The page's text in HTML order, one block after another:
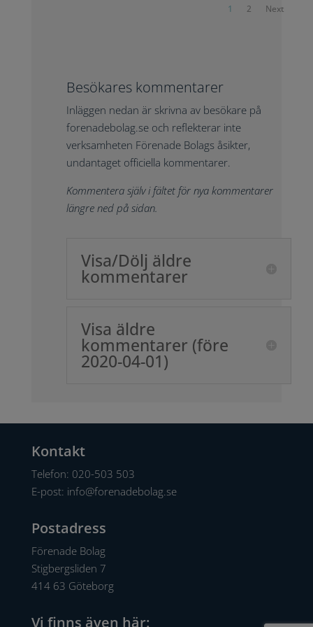
1 2 Next
Besökares kommentarer
Inläggen nedan är skrivna av besökare på
forenadebolag.se och reflekterar inte
verksamheten Förenade Bolags åsikter,
undantaget officiella kommentarer.
Kommentera själv i fältet för nya kommentarer
längre ned på sidan.
Visa/Dölj äldre
kommentarer
Visa äldre
kommentarer (före
2020-04-01)
Kontakt
Telefon: 020-503 503
E-post: info@forenadebolag.se
Postadress
Förenade Bolag
Stigbergsliden 7
414 63 Göteborg
Vi finns även här: